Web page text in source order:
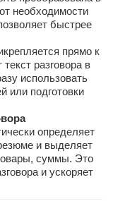
необходимости
быстрее
прямо к
разговора в
использовать
или подготовки
определяет
и выделяет
суммы. Это
и ускоряет
позволяет